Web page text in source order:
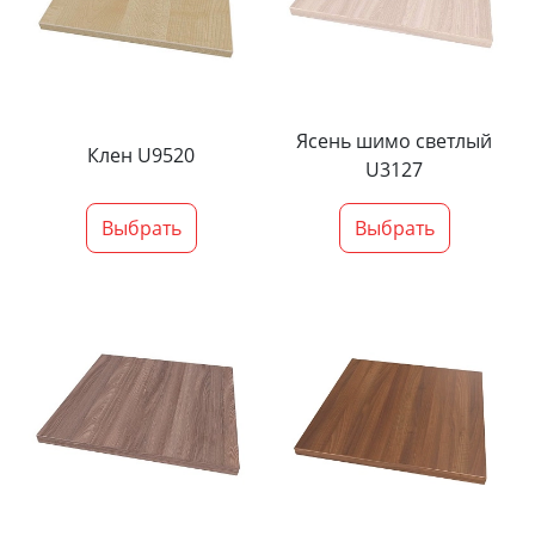
Клен U9520
Выбрать
Ясень шимо светлый
U3127
Выбрать